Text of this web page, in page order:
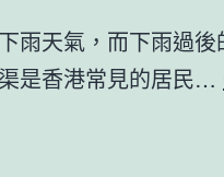
雨天氣，而下雨過後
是香港常見的居民…